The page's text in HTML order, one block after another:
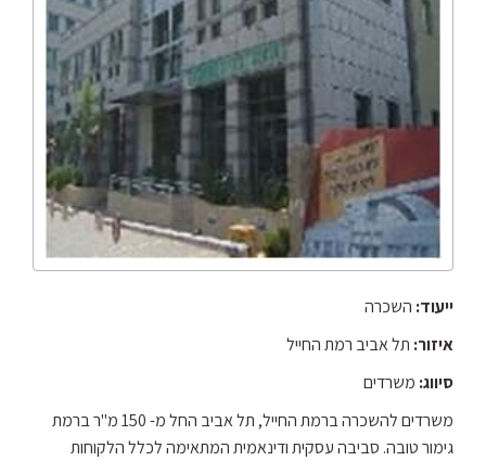
ייעוד: השכרה
איזור: תל אביב רמת החייל
סיווג: משרדים
משרדים להשכרה ברמת החייל, תל אביב החל מ- 150 מ"ר ברמת
גימור טובה. סביבה עסקית ודינאמית המתאימה לכלל הלקוחות